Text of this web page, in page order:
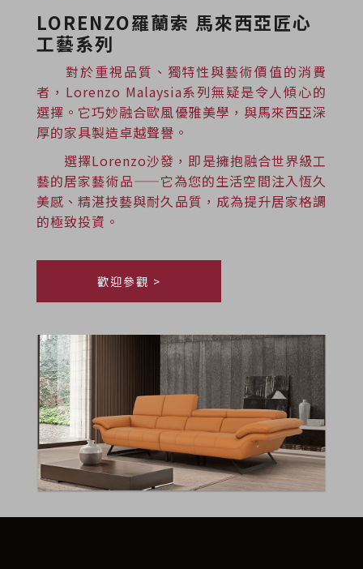
LORENZO羅蘭索 馬來西亞匠心
工藝系列
對於重視品質、獨特性與藝術價值的消費
者，Lorenzo Malaysia系列無疑是令人傾心的
選擇。它巧妙融合歐風優雅美學，與馬來西亞深
厚的家具製造卓越聲譽。
選擇Lorenzo沙發，即是擁抱融合世界級工
藝的居家藝術品——它為您的生活空間注入恆久
美感、精湛技藝與耐久品質，成為提升居家格調
的極致投資。
歡迎參觀 >